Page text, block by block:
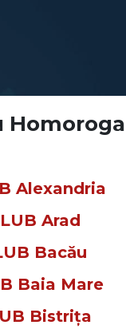
Alexandria
Arad
Bacău
Baia Mare
Bistrița